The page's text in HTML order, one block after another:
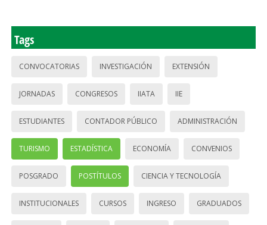
Tags
CONVOCATORIAS INVESTIGACIÓN EXTENSIÓN
JORNADAS CONGRESOS IIATA IIE
ESTUDIANTES CONTADOR PÚBLICO ADMINISTRACIÓN
TURISMO ESTADÍSTICA ECONOMÍA CONVENIOS
POSGRADO POSTÍTULOS CIENCIA Y TECNOLOGÍA
INSTITUCIONALES CURSOS INGRESO GRADUADOS